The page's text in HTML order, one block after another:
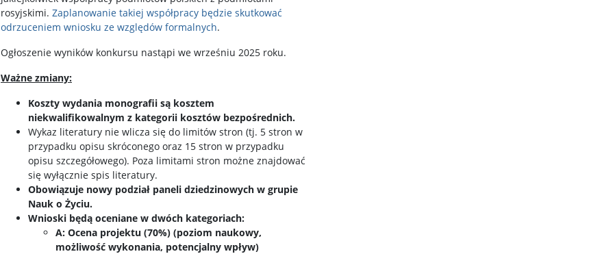
rosyjskimi. Zaplanowanie takiej współpracy będzie skutkować
odrzuceniem wniosku ze względów formalnych.
Ogłoszenie wyników konkursu nastąpi we wrześniu 2025 roku.
Ważne zmiany:
Koszty wydania monografii są kosztem
niekwalifikowalnym z kategorii kosztów bezpośrednich.
Wykaz literatury nie wlicza się do limitów stron (tj. 5 stron w
przypadku opisu skróconego oraz 15 stron w przypadku
opisu szczegółowego). Poza limitami stron możne znajdować
się wyłącznie spis literatury.
Obowiązuje nowy podział paneli dziedzinowych w grupie
Nauk o Życiu.
Wnioski będą oceniane w dwóch kategoriach:
A: Ocena projektu (70%) (poziom naukowy,
możliwość wykonania, potencjalny wpływ)